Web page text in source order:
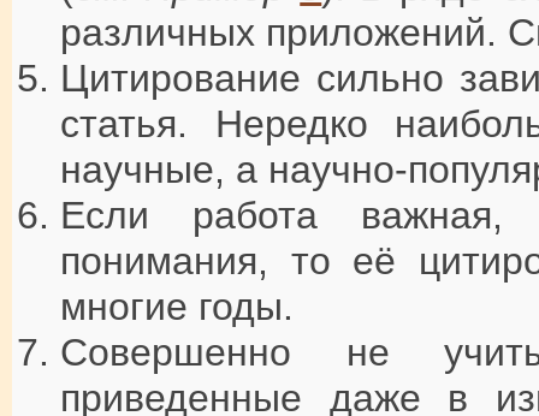
различных приложений.
Цитирование сильно
статья. Нередко
научные, а научно-
Если работа важная,
понимания, то её
многие годы.
Совершенно не
приведенные даже в